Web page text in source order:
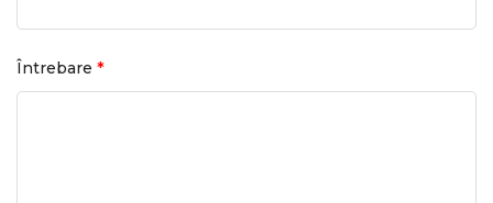
Întrebare *